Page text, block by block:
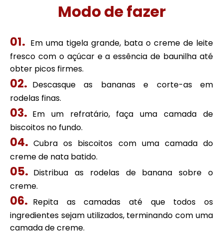
Modo de fazer
Em uma tigela grande, bata o creme de leite
fresco com o açúcar e a essência de baunilha até
obter picos firmes.
Descasque as bananas e corte-as em
rodelas finas.
Em um refratário, faça uma camada de
biscoitos no fundo.
Cubra os biscoitos com uma camada do
creme de nata batido.
Distribua as rodelas de banana sobre o
creme.
Repita as camadas até que todos os
ingredientes sejam utilizados, terminando com uma
camada de creme.